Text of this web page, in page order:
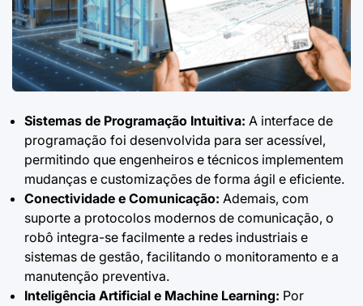
Sistemas de Programação Intuitiva: A interface de
programação foi desenvolvida para ser acessível,
permitindo que engenheiros e técnicos implementem
mudanças e customizações de forma ágil e eficiente.
Conectividade e Comunicação: Ademais, com
suporte a protocolos modernos de comunicação, o
robô integra-se facilmente a redes industriais e
sistemas de gestão, facilitando o monitoramento e a
manutenção preventiva.
Inteligência Artificial e Machine Learning: Por